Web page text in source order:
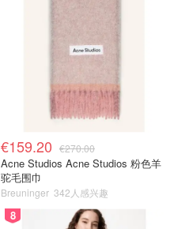
€159.20 €270.00
Acne Studios Acne Studios 粉色羊
驼毛围巾
Breuninger 342人感兴趣
8